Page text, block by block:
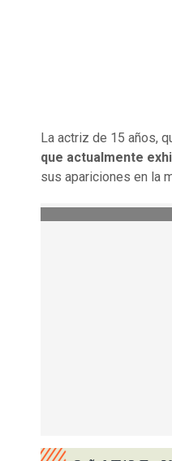
La actriz de 15 años,
que actualmente
sus apariciones en la